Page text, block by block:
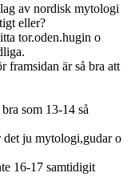
av nordisk mytologi
eller?
tor.oden.hugin o
framsidan är så bra att
som 13-14 så
det ju mytologi,gudar o
16-17 samtidigit